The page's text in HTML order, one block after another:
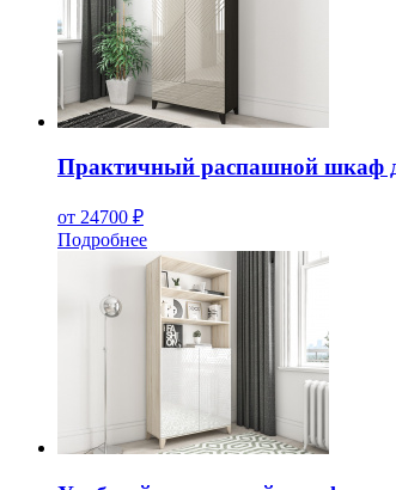
Практичный распашной шкаф
от 24700 ₽
Подробнее